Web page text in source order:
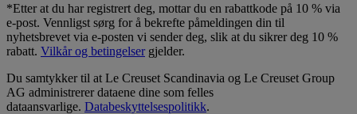
*Etter at du har registrert deg, mottar du en rabattkode på 10 % via
e-post. Vennligst sørg for å bekrefte påmeldingen din til
nyhetsbrevet via e-posten vi sender deg, slik at du sikrer deg 10 %
rabatt. Vilkår og betingelsergjelder.
Du samtykker til at Le Creuset Scandinavia og Le Creuset Group
AG administrerer dataene dine som felles
dataansvarlige. Databeskyttelsespolitikk.